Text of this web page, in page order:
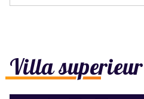
Villa